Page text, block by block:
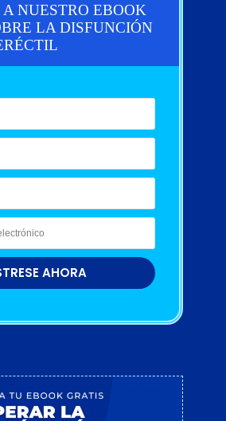
NUESTRO EBOOK
LA DISFUNCIÓN
AHORA